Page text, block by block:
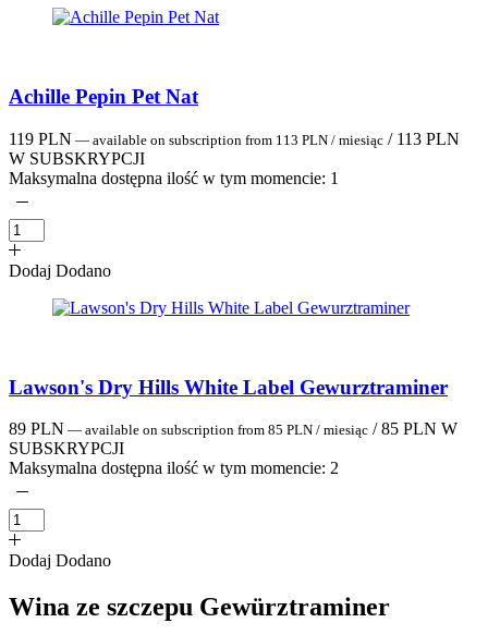
Achille Pepin Pet Nat
119 PLN — available on subscription from 113 PLN / miesiąc / 113 PLN
W SUBSKRYPCJI
Maksymalna dostępna ilość w tym momencie: 1
Dodaj Dodano
Lawson's Dry Hills White Label Gewurztraminer
89 PLN — available on subscription from 85 PLN / miesiąc / 85 PLN W
SUBSKRYPCJI
Maksymalna dostępna ilość w tym momencie: 2
Dodaj Dodano
Wina ze szczepu Gewürztraminer